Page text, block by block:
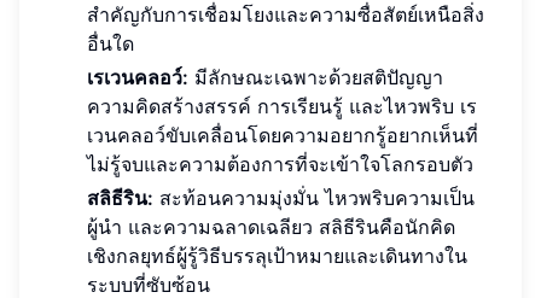
สำคัญกับการเชื่อมโยงและความซื่อสัตย์เหนือสิ่ง
อื่นใด
เรเวนคลอว์: มีลักษณะเฉพาะด้วยสติปัญญา
ความคิดสร้างสรรค์ การเรียนรู้ และไหวพริบ เร
เวนคลอว์ขับเคลื่อนโดยความอยากรู้อยากเห็นที่
ไม่รู้จบและความต้องการที่จะเข้าใจโลกรอบตัว
สลิธีริน: สะท้อนความมุ่งมั่น ไหวพริบความเป็น
ผู้นำ และความฉลาดเฉลียว สลิธีรินคือนักคิด
เชิงกลยุทธ์ผู้รู้วิธีบรรลุเป้าหมายและเดินทางใน
ระบบที่ซับซ้อน